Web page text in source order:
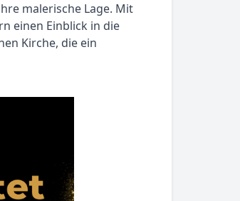
malerische Lage. Mit
einen Einblick in die
Kirche, die ein